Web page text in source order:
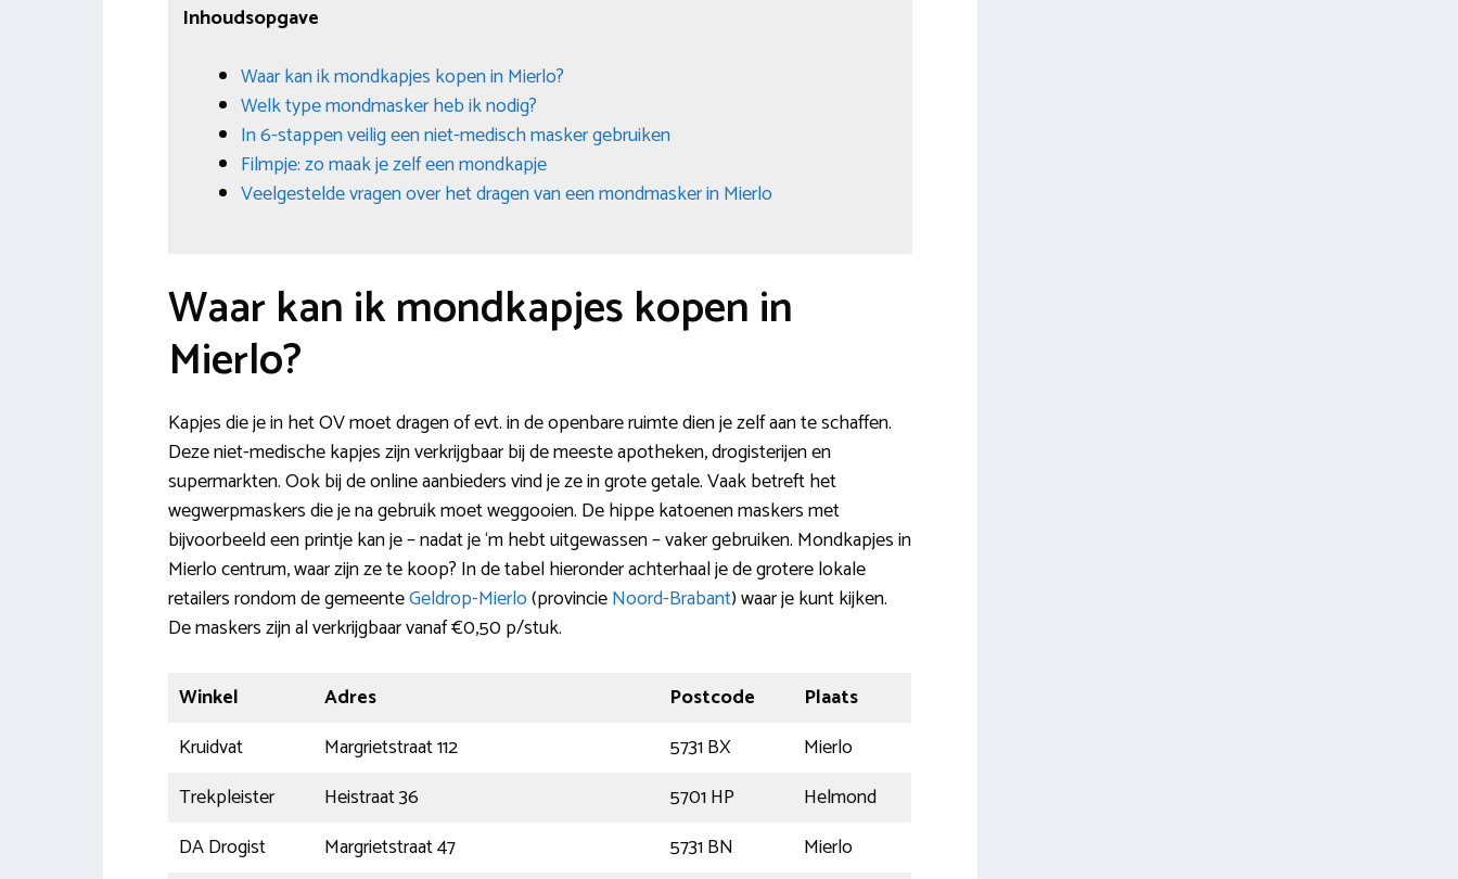
Inhoudsopgave
Waar kan ik mondkapjes kopen in Mierlo?
Welk type mondmasker heb ik nodig?
In 6-stappen veilig een niet-medisch masker gebruiken
Filmpje: zo maak je zelf een mondkapje
Veelgestelde vragen over het dragen van een mondmasker in Mierlo
Waar kan ik mondkapjes kopen in
Mierlo?
Kapjes die je in het OV moet dragen of evt. in de openbare ruimte dien je zelf aan te schaffen.
Deze niet-medische kapjes zijn verkrijgbaar bij de meeste apotheken, drogisterijen en
supermarkten. Ook bij de online aanbieders vind je ze in grote getale. Vaak betreft het
wegwerpmaskers die je na gebruik moet weggooien. De hippe katoenen maskers met
bijvoorbeeld een printje kan je – nadat je ‘m hebt uitgewassen – vaker gebruiken. Mondkapjes in
Mierlo centrum, waar zijn ze te koop? In de tabel hieronder achterhaal je de grotere lokale
retailers rondom de gemeenteGeldrop-Mierlo(provincieNoord-Brabant) waar je kunt kijken.
De maskers zijn al verkrijgbaar vanaf €0,50 p/stuk.
Winkel Adres Postcode
Plaats
Kruidvat
Margrietstraat 112 5731 BX
Mierlo
Trekpleister
Heistraat 36 5701 HP
Helmond
DA Drogist
Margrietstraat 47 5731 BN
Mierlo